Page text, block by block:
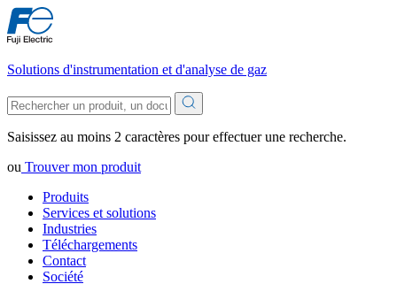
Solutions d'instrumentation et d'analyse de gaz
Saisissez au moins 2 caractères pour effectuer une recherche.
ou Trouver mon produit
Produits
Services et solutions
Industries
Téléchargements
Contact
Société